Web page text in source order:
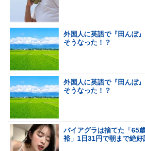
外国人に英語で『田んぼ
そうなった！？
外国人に英語で『田んぼ
そうなった！？
バイアグラは捨てた「65
裕」1日31円で朝まで絶好